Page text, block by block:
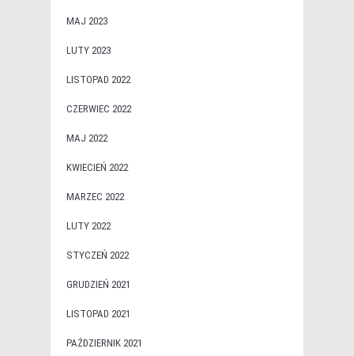
MAJ 2023
LUTY 2023
LISTOPAD 2022
CZERWIEC 2022
MAJ 2022
KWIECIEŃ 2022
MARZEC 2022
LUTY 2022
STYCZEŃ 2022
GRUDZIEŃ 2021
LISTOPAD 2021
PAŹDZIERNIK 2021